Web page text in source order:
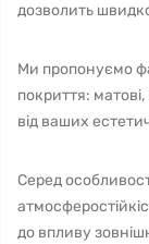
дозволить
Ми пропонуємо
покриття:
від ваших
Серед
до впливу